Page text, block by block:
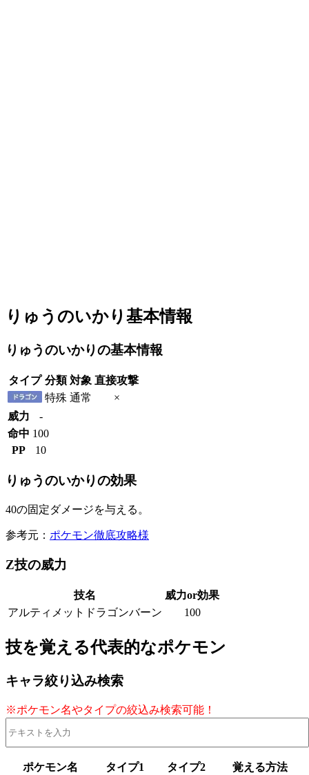
りゅうのいかり基本情報
りゅうのいかりの基本情報
タイプ 分類 対象 直接攻撃
特殊 通常
×
威力
-
命中 100
PP
10
りゅうのいかりの効果
40の固定ダメージを与える。
参考元： ポケモン徹底攻略様
Z技の威力
技名
威力or効果
アルティメットドラゴンバーン
100
技を覚える代表的なポケモン
キャラ絞り込み検索
※ポケモン名やタイプの絞込み検索可能！
ポケモン名 タイプ1 タイプ2 覚える方法